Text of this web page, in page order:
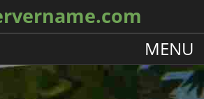
MENU